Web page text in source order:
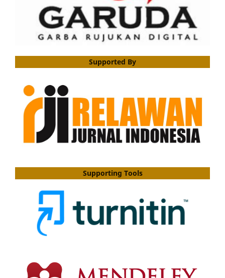
Supported By
Supporting Tools